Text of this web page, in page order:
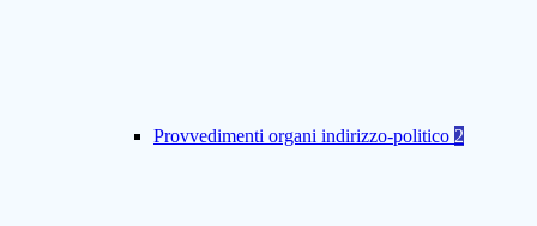
Provvedimenti organi indirizzo-politico 2